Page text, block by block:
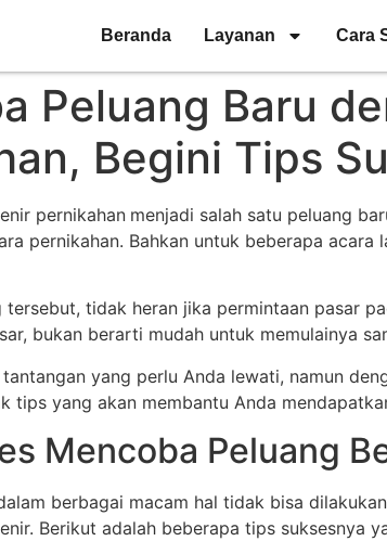
Beranda Layanan Cara
Peluang Baru
Begini Tips
pernikahan menjadi salah satu peluang
pernikahan. Bahkan untuk beberapa acara
tersebut, tidak heran jika permintaan pasar
bukan berarti mudah untuk memulainya
yang perlu Anda lewati, namun
tips yang akan membantu Anda
Mencoba Peluang
berbagai macam hal tidak bisa
Berikut adalah beberapa tips suksesnya